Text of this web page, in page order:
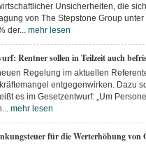
Unsicherheiten, die
von The Stepstone Group
der... mehr lesen
Rentner sollen in Teilzeit auch
Regelung im aktuellen
entgegenwirken. Dazu
es im Gesetzentwurf: „Um
mehr lesen
für die Werterhöhung